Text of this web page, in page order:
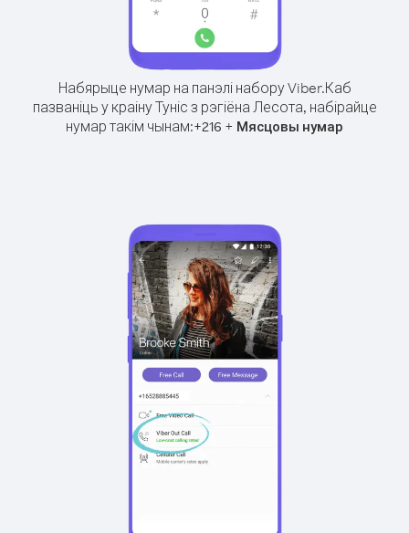
Набярыце нумар на панэлі набору Viber.Каб
пазваніць у краіну Туніс з рэгіёна Лесота, набірайце
нумар такім чынам:+216 + Мясцовы нумар